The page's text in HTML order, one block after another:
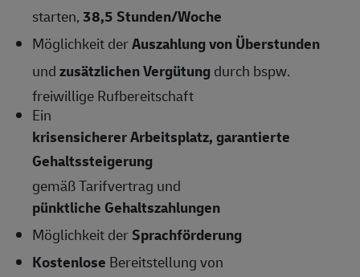
starten,38,5 Stunden/Woche
Möglichkeit derAuszahlung von Überstunden
undzusätzlichen Vergütungdurch bspw.
freiwillige Rufbereitschaft
Ein
krisensicherer Arbeitsplatz, garantierte
Gehaltssteigerung
gemäß Tarifvertrag und
pünktliche Gehaltszahlungen
Möglichkeit derSprachförderung
Kostenlose Bereitstellung von